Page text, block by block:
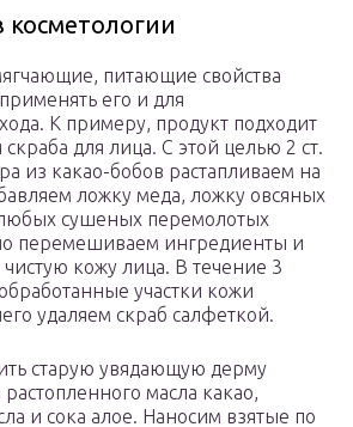
косметологии
питающие свойства
его и для
К примеру, продукт подходит
скраба для лица. С этой целью 2 ст.
из какао-бобов растапливаем на
ложку меда, ложку овсяных
сушеных перемолотых
перемешиваем ингредиенты и
кожу лица. В течение 3
участки кожи
удаляем скраб салфеткой.
старую увядающую дерму
масла какао,
и сока алое. Наносим взятые по